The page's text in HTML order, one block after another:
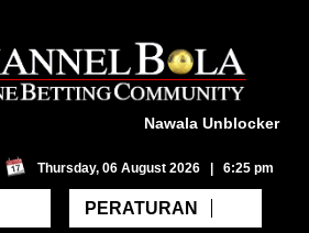
Nawala Unblocker
Thursday, 06 August 2026 | 6:25 pm
PERATURAN